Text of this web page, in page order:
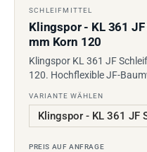
SCHLEIFMITTEL
Klingspor - KL 361
mm Korn 120
Klingspor KL 361 JF
120. Hochflexible JF-
VARIANTE WÄHLEN
PREIS AUF ANFRAGE